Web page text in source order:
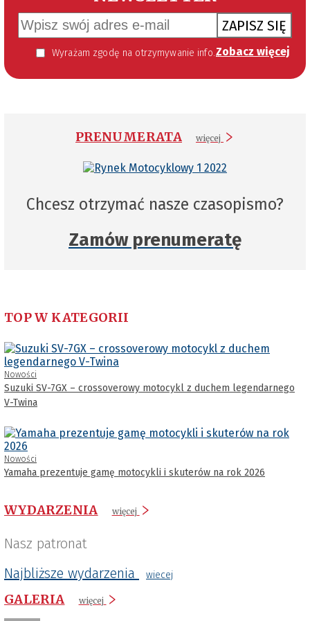
ZAPISZ SIĘ
Wyrażam zgodę na otrzymywanie informacji handlowej kierowanej do mnie za pomocą środków komunikacji elektronicznej w szczególności poczty elektronicznej zgodnie z przepisem art. 10 ust 2 ustawy z dnia 18 lipca 2002 roku o świadczeniu usług drogą elektroniczną (Dz. U. 144 z 2002 r. poz. 1204). Zgoda jest dobrowolna, jednak jej wyrażenie jest konieczne, aby otrzymywać newsletter. Zobacz więcej
PRENUMERATA więcej
Chcesz otrzymać nasze czasopismo?
Zamów prenumeratę
TOP W KATEGORII
Nowości
Suzuki SV-7GX – crossoverowy motocykl z duchem legendarnego
V-Twina
Nowości
Yamaha prezentuje gamę motocykli i skuterów na rok 2026
WYDARZENIA więcej
Nasz patronat
Najbliższe wydarzenia
wiecej
GALERIA więcej